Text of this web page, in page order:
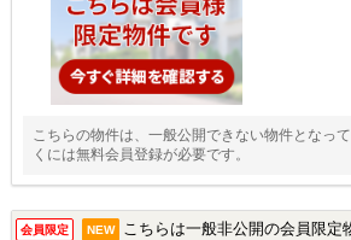
こちらの物件は、一般公開できない物件となっ
くには無料会員登録が必要です。
会員限定 NEW こちらは一般非公開の会員限定